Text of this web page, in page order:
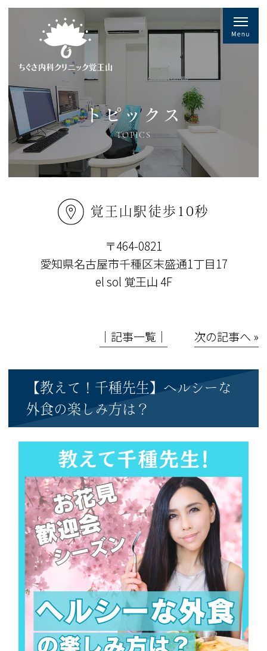
トピックス
TOPICS
覚王山駅徒歩10秒
〒464-0821
愛知県名古屋市千種区末盛通1丁目17
el sol 覚王山 4F
│記事一覧│ 次の記事へ »
【教えて！千種先生】ヘルシーな
外食の楽しみ方は？